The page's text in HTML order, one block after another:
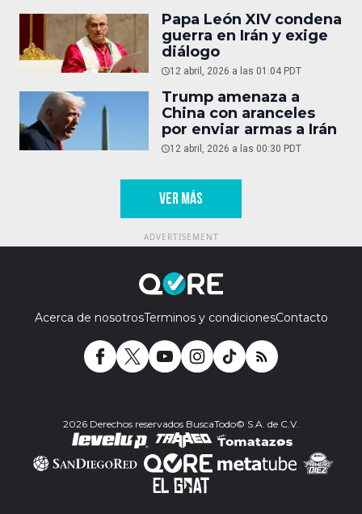
Papa León XIV condena
guerra en Irán y exige
diálogo
12 abril, 2026 a las 01:04 PDT
Trump amenaza a
China con aranceles
por enviar armas a Irán
12 abril, 2026 a las 00:30 PDT
VER MÁS
Acerca de nosotrosTerminos y condicionesContacto
2026 Derechos reservados BuscaTodo© S.A. de C.V.